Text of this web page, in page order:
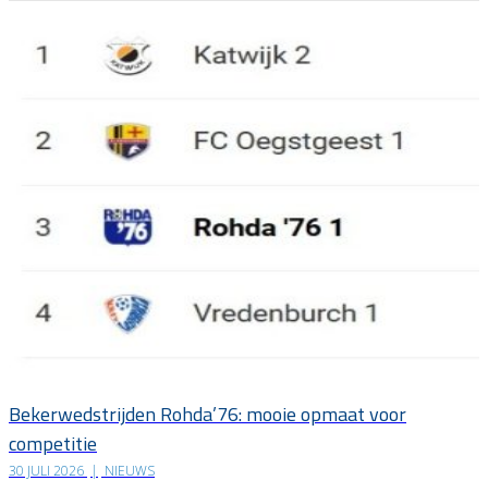
Bekerwedstrijden Rohda’76: mooie opmaat voor
competitie
30 JULI 2026 | NIEUWS